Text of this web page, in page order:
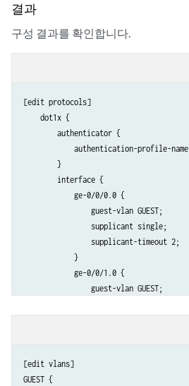
결과
구성 결과를 확인합니다.
[edit protocols]
    dot1x {
        authenticator {
authentication-profile-
        }
        interface {
            ge-0/0/0.0 {
                guest-vlan GUEST;
                supplicant single;
                supplicant-timeout 2;
            }
            ge-0/0/1.0 {
                guest-vlan GUEST;
    }
[edit vlans]
GUEST {